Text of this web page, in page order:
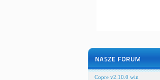
Copre v2.10.0 win